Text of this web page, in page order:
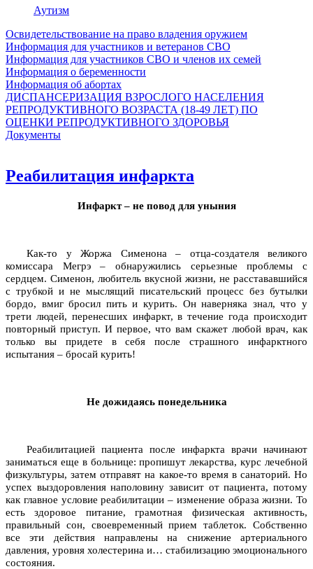
Аутизм
Освидетельствование на право владения оружием
Информация для участников и ветеранов СВО
Информация для участников СВО и членов их семей
Информация о беременности
Информация об абортах
ДИСПАНСЕРИЗАЦИЯ ВЗРОСЛОГО НАСЕЛЕНИЯ
РЕПРОДУКТИВНОГО ВОЗРАСТА (18-49 ЛЕТ) ПО
ОЦЕНКИ РЕПРОДУКТИВНОГО ЗДОРОВЬЯ
Документы
Реабилитация инфаркта
Инфаркт – не повод для уныния
Как-то у Жоржа Сименона – отца-создателя великого
комиссара Мегрэ – обнаружились серьезные проблемы с
сердцем. Сименон, любитель вкусной жизни, не расстававшийся
с трубкой и не мыслящий писательский процесс без бутылки
бордо, вмиг бросил пить и курить. Он наверняка знал, что у
трети людей, перенесших инфаркт, в течение года происходит
повторный приступ. И первое, что вам скажет любой врач, как
только вы придете в себя после страшного инфарктного
испытания – бросай курить!
Не дожидаясь понедельника
Реабилитацией пациента после инфаркта врачи начинают
заниматься еще в больнице: пропишут лекарства, курс лечебной
физкультуры, затем отправят на какое-то время в санаторий. Но
успех выздоровления наполовину зависит от пациента, потому
как главное условие реабилитации – изменение образа жизни. То
есть здоровое питание, грамотная физическая активность,
правильный сон, своевременный прием таблеток. Собственно
все эти действия направлены на снижение артериального
давления, уровня холестерина и… стабилизацию эмоционального
состояния.